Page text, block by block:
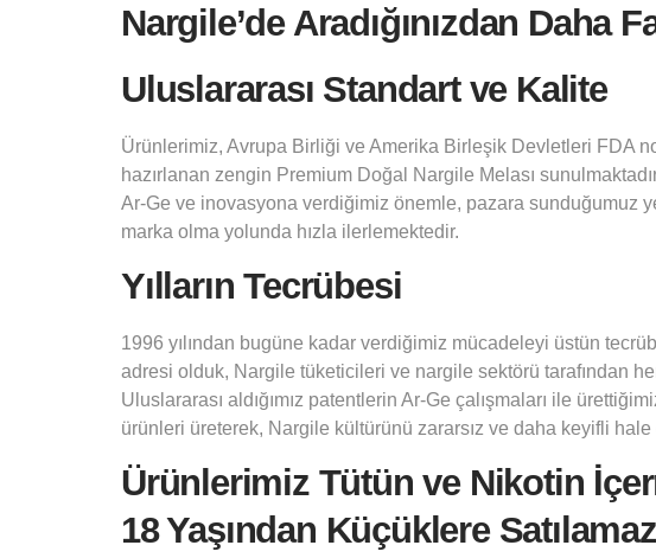
Nargile’de Aradığınızdan Daha
Uluslararası Standart ve Kalite
Ürünlerimiz, Avrupa Birliği ve Amerika Birleşik Devletleri FDA
hazırlanan zengin Premium Doğal Nargile Melası
Ar-Ge ve inovasyona verdiğimiz önemle, pazara sunduğumuz
marka olma yolunda hızla ilerlemektedir.
Yılların Tecrübesi
1996 yılından bugüne kadar verdiğimiz mücadeleyi üstün
adresi olduk, Nargile tüketicileri ve nargile sektörü tarafından
Uluslararası aldığımız patentlerin Ar-Ge çalışmaları ile
ürünleri üreterek, Nargile kültürünü zararsız ve daha keyifli
Ürünlerimiz Tütün ve Nikotin
18 Yaşından Küçüklere